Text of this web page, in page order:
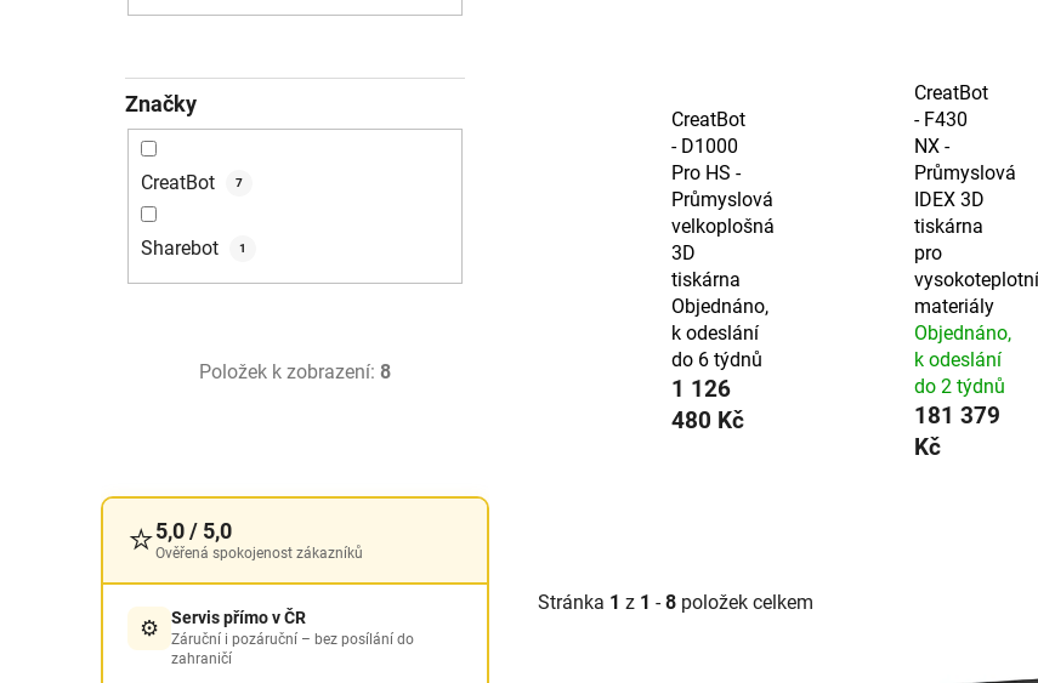
Značky
CreatBot 7
Sharebot 1
Položek k zobrazení: 8
⭐5,0 / 5,0
Ověřená spokojenost zákazníků
⚙️ Servis přímo v ČR
Záruční i pozáruční – bez posílání do
zahraničí
CreatBot
- D1000
Pro HS -
Průmyslová
velkoplošná
3D
tiskárna
Objednáno,
k odeslání
do 6 týdnů
1 126
480 Kč
CreatBot
- F430
NX -
Průmyslová
IDEX 3D
tiskárna
pro
vysokoteplotní
materiály
Objednáno,
k odeslání
do 2 týdnů
181 379
Kč
Stránka 1 z 1 -8 položek celkem